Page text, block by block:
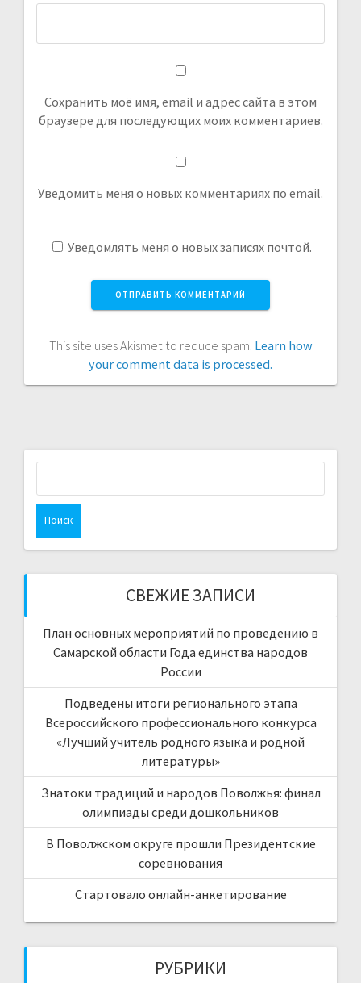
Сохранить моё имя, email и адрес сайта в этом
браузере для последующих моих комментариев.
Уведомить меня о новых комментариях по email.
Уведомлять меня о новых записях почтой.
This site uses Akismet to reduce spam. Learn how
your comment data is processed.
СВЕЖИЕ ЗАПИСИ
План основных мероприятий по проведению в
Самарской области Года единства народов
России
Подведены итоги регионального этапа
Всероссийского профессионального конкурса
«Лучший учитель родного языка и родной
литературы»
Знатоки традиций и народов Поволжья: финал
олимпиады среди дошкольников
В Поволжском округе прошли Президентские
соревнования
Стартовало онлайн-анкетирование
РУБРИКИ